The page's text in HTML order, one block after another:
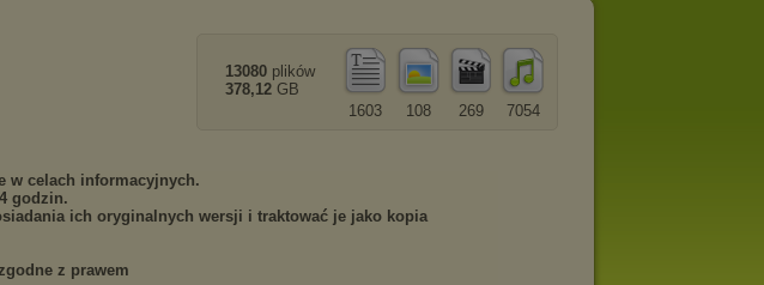
7054
269
108
1603
13080 plików
378,12 GB